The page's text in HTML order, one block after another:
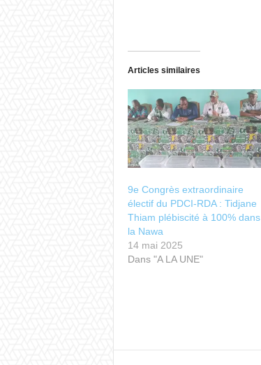
Articles similaires
9e Congrès extraordinaire
électif du PDCI-RDA : Tidjane
Thiam plébiscité à 100% dans
la Nawa
14 mai 2025
Dans "A LA UNE"